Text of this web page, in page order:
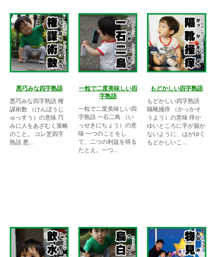
悪巧みな四字熟語
悪巧みな四字熟語 権
謀術数 （けんぼうじ
ゅっすう）の意味 巧
みに人をあざむく策略
のこと。 コレ芝四字
熟語 悪...
一粒で二度美味しい四
字熟語
一粒で二度美味しい四
字熟語 一石二鳥 （い
っせきにちょう）の意
味 一つのことをし
て、二つの利益を得る
たとえ。一つ...
もどかしい四字熟語
もどかしい四字熟語
隔靴掻痒 （かっかそ
うよう）の意味 痒か
ゆいところに手が届か
ないように、はがゆく
もどかしいこ...